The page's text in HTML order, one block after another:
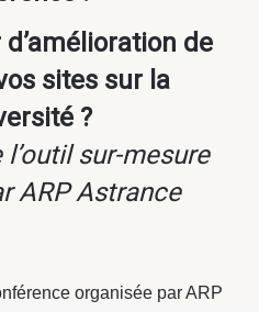
d’amélioration de
sites sur la
?
sur-mesure
ARP Astrance
organisée par ARP